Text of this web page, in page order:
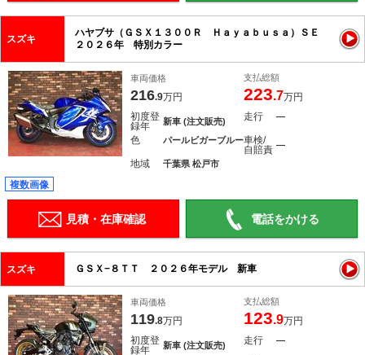
スズキ
ハヤブサ（ＧＳＸ１３００Ｒ Ｈａｙａｂｕｓａ）ＳＥ
２０２６年 特別カラー
車両価格
216.9万円
支払総額
223.7万円
初度登
録年
新車 (注文販売) 走行 ―
色 パールビガーブルー車検/
自賠責 ―
地域 千葉県 松戸市
複数画像
見積・在庫確認 電話をかける
スズキ ＧＳＸ−８ＴＴ ２０２６年モデル 新車
車両価格
119.8万円
支払総額
123.9万円
初度登
録年
新車 (注文販売) 走行 ―